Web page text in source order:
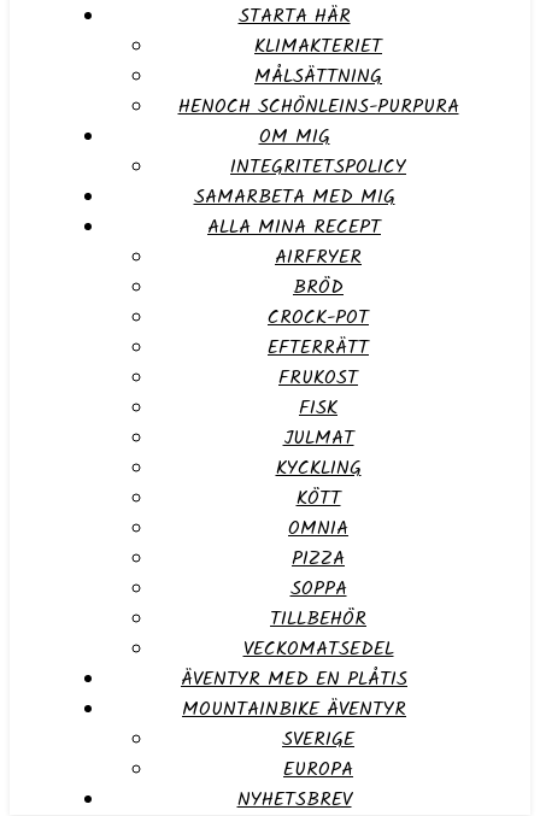
STARTA HÄR
KLIMAKTERIET
MÅLSÄTTNING
HENOCH SCHÖNLEINS-PURPURA
OM MIG
INTEGRITETSPOLICY
SAMARBETA MED MIG
ALLA MINA RECEPT
AIRFRYER
BRÖD
CROCK-POT
EFTERRÄTT
FRUKOST
FISK
JULMAT
KYCKLING
KÖTT
OMNIA
PIZZA
SOPPA
TILLBEHÖR
VECKOMATSEDEL
ÄVENTYR MED EN PLÅTIS
MOUNTAINBIKE ÄVENTYR
SVERIGE
EUROPA
NYHETSBREV